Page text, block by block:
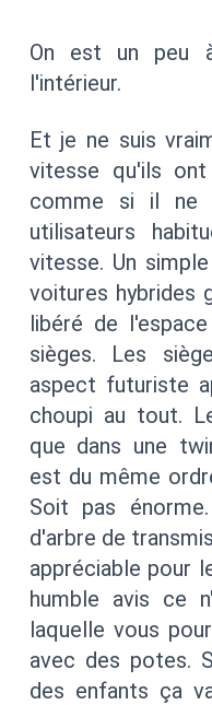
On est un peu
l'intérieur.
Et je ne suis
vitesse qu'ils
comme si il ne
utilisateurs
vitesse. Un
voitures hybrides
libéré de
sièges. Les
aspect futuriste
choupi au tout.
que dans une
est du même
Soit pas
d'arbre de
appréciable pour
humble avis ce
laquelle vous
avec des potes.
des enfants ça